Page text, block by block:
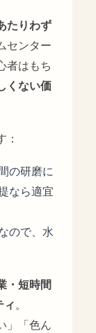
たりわず
センター
者はもち
くない価
：
の研磨に
なら適宜
ので、水
・短時間
ィ。
」「色ん